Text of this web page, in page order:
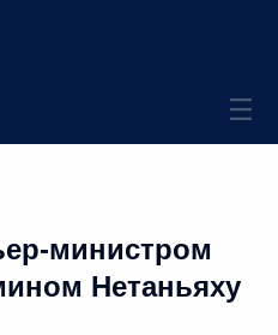
министром
Нетаньяху